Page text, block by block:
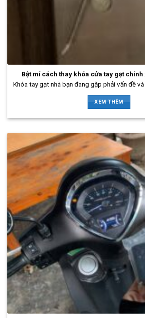
Bật mí cách thay khóa cửa tay gạt chính
Khóa tay gạt nhà bạn đang gặp phải vấn đề và
XEM THÊM